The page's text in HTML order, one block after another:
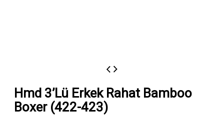
Hmd 3’Lü Erkek Rahat Bamboo
Boxer (422-423)